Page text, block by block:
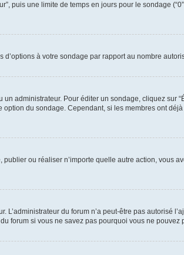
puis une limite de temps en jours pour le sondage
à votre sondage par rapport au nombre
administrateur. Pour éditer un sondage, cliquez sur
du sondage. Cependant, si les membres ont
ou réaliser n’importe quelle autre action, vous
du forum n’a peut-être pas autorisé
forum si vous ne savez pas pourquoi vous ne pouvez